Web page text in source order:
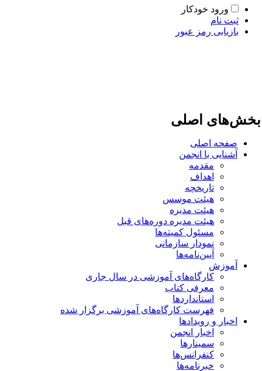
ورود خودکار
ثبت نام
بازیابی رمز عبور
اصلی
صفحه اصلی
آشنایی با انجمن
مقدمه
اهداف
تاریخچه
هیئت موسس
هیئت مدیره
هیئت مدیره دوره‌های قبل
مسئول کمیته‌ها
نمودار سازمانی
آیین‌نامه‌ها
آموزش
کارگاه‌های آموزشی در سال جاری
معرفی کتاب
استانداردها
فهرست کارگاه‌های آموزشی برگزار شده
اخبار و رویدادها
اخبار انجمن
سمینارها
کنفرانس‌ها
خبرنامه‌ها